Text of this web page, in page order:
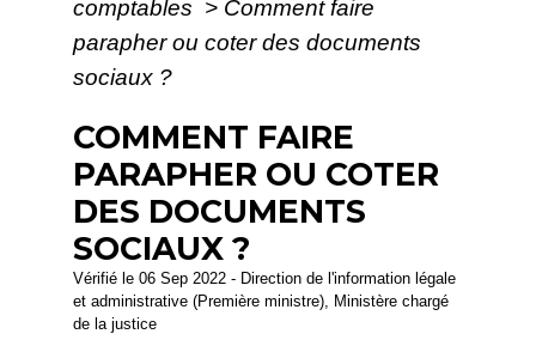
comptables > Comment faire
parapher ou coter des documents
sociaux ?
COMMENT FAIRE
PARAPHER OU COTER
DES DOCUMENTS
SOCIAUX ?
Vérifié le 06 Sep 2022 - Direction de l'information légale
et administrative (Première ministre), Ministère chargé
de la justice